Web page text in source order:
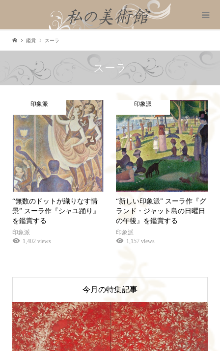
鑑賞 スーラ
スーラ
印象派
“無数のドットが織りなす情
景” スーラ作『シャユ踊り』
を鑑賞する
印象派
1,402 views
印象派
“新しい印象派” スーラ作『グ
ランド・ジャット島の日曜日
の午後』を鑑賞する
印象派
1,157 views
今月の特集記事